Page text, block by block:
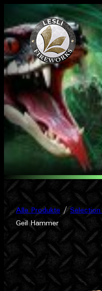
Inhalt
springen
Alle Produkte/
Geil Hammer